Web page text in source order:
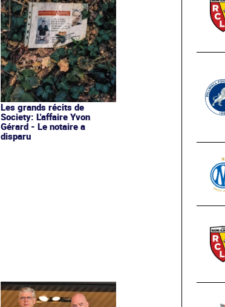
Les grands récits de
Society: L'affaire Yvon
Gérard - Le notaire a
disparu